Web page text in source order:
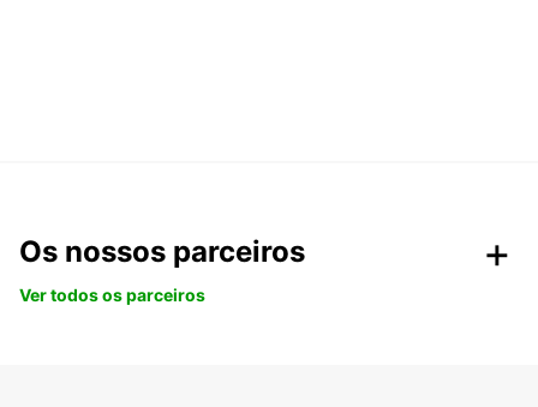
Os nossos parceiros
Ver todos os parceiros